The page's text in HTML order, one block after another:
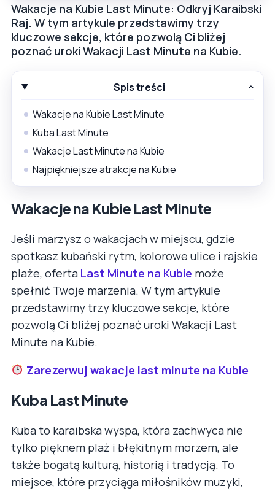
Wakacje na Kubie Last Minute: Odkryj Karaibski
Raj. W tym artykule przedstawimy trzy
kluczowe sekcje, które pozwolą Ci bliżej
poznać uroki Wakacji Last Minute na Kubie.
Spis treści
Wakacje na Kubie Last Minute
Kuba Last Minute
Wakacje Last Minute na Kubie
Najpiękniejsze atrakcje na Kubie
Wakacje na Kubie Last Minute
Jeśli marzysz o wakacjach w miejscu, gdzie
spotkasz kubański rytm, kolorowe ulice i rajskie
plaże, oferta Last Minute na Kubie może
spełnić Twoje marzenia. W tym artykule
przedstawimy trzy kluczowe sekcje, które
pozwolą Ci bliżej poznać uroki Wakacji Last
Minute na Kubie.
Zarezerwuj wakacje last minute na Kubie
Kuba Last Minute
Kuba to karaibska wyspa, która zachwyca nie
tylko pięknem plaż i błękitnym morzem, ale
także bogatą kulturą, historią i tradycją. To
miejsce, które przyciąga miłośników muzyki,